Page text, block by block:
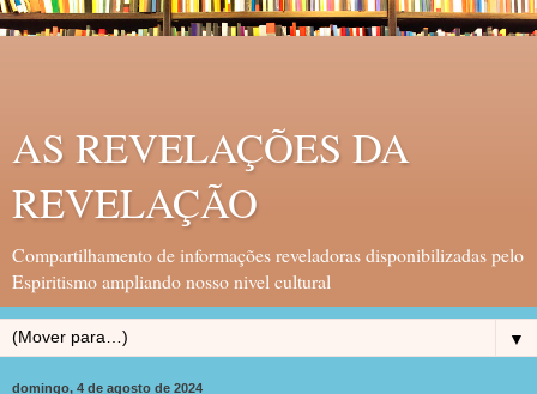
AS REVELAÇÕES DA
REVELAÇÃO
Compartilhamento de informações reveladoras disponibilizadas pelo
Espiritismo ampliando nosso nivel cultural
▼
domingo, 4 de agosto de 2024